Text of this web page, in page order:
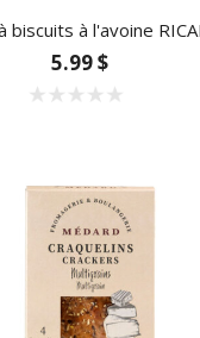
biscuits à l'avoine
5.99 $